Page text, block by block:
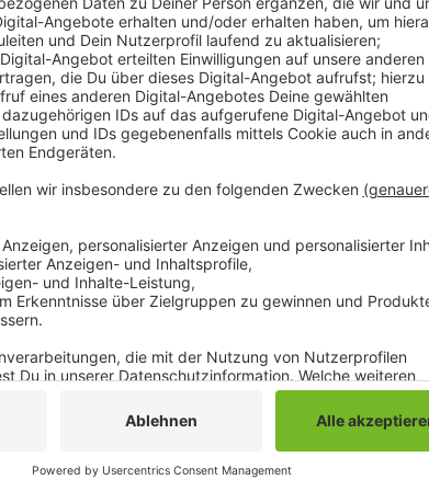
Darunter zum Beispiel die Kosten für den freiwilligen
Einreise und die Impfung gegen diverse Krankheiten.
können Ukrainern diese Angebote damit nun machen,
impft die Stadt die zu uns geflüchteten Ukrainer schon
können sie sich kostenfrei impfen lassen.